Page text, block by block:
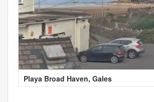
Playa Broad Haven, Gales